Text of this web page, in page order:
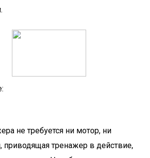
не требуется ни мотор, ни
приводящая тренажер в действие,